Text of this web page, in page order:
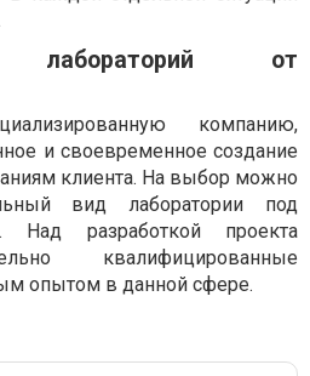
лабораторий от
компанию,
и своевременное создание
клиента. На выбор можно
вид лаборатории под
Над разработкой проекта
квалифицированные
опытом в данной сфере.